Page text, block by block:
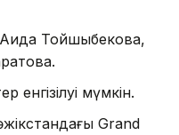
Тойшыбекова,
енгізілуі мүмкін.
Grand